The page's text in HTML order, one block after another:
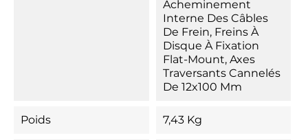
Acheminement
Interne Des Câbles
De Frein, Freins À
Disque À Fixation
Flat-Mount, Axes
Traversants Cannelés
De 12x100 Mm
Poids 7,43 Kg